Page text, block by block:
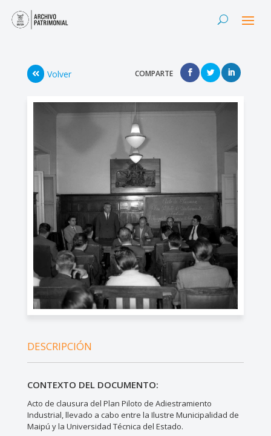
Volver COMPARTE
DESCRIPCIÓN
CONTEXTO DEL DOCUMENTO:
Acto de clausura del Plan Piloto de Adiestramiento
Industrial, llevado a cabo entre la Ilustre Municipalidad de
Maipú y la Universidad Técnica del Estado.